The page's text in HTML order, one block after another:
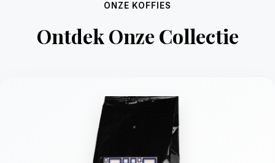
ONZE KOFFIES
Ontdek Onze Collectie